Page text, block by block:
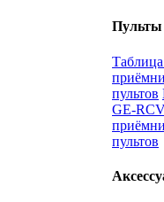
Пульты
пультов
GE-
пультов